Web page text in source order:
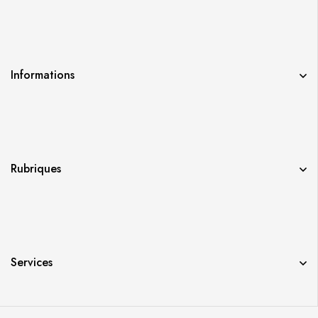
Informations
Rubriques
Services